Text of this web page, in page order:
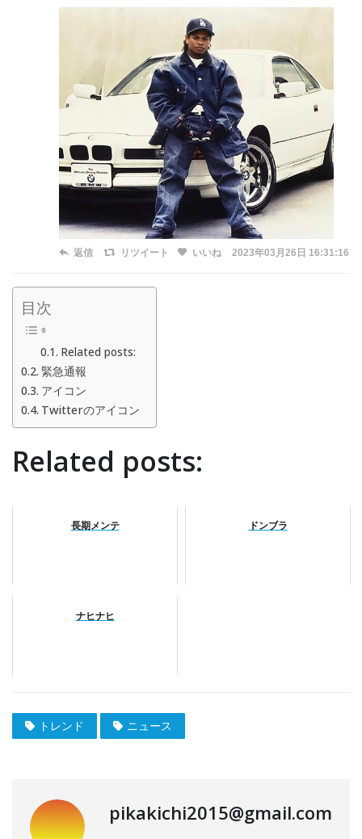
返信 リツイート いいね 2023年03月26日 16:31:16
目次
Related posts:
緊急通報
アイコン
Twitterのアイコン
Related posts:
長期メンテ ドンブラ
ナヒナヒ
トレンド ニュース
pikakichi2015@gmail.com